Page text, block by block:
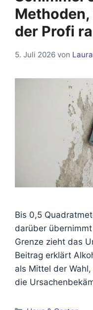
der Profi
5. Juli 2026 von
Bis 0,5
darüber
Grenze zieht das
Beitrag erklärt
als Mittel der
die